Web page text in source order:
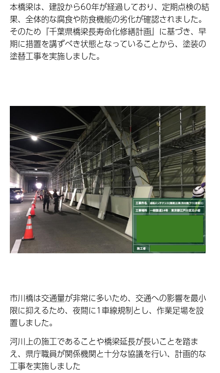
本橋梁は、建設から60年が経過しており、定期点検の結
果、全体的な腐食や防食機能の劣化が確認されました。
そのため『千葉県橋梁長寿命化修繕計画』に基づき、早
期に措置を講ずべき状態となっていることから、塗装の
塗替工事を実施しました。
市川橋は交通量が非常に多いため、交通への影響を最小
限に抑えるため、夜間に1車線規制とし、作業足場を設
置しました。
河川上の施工であることや橋梁延長が長いことを踏ま
え、県庁職員が関係機関と十分な協議を行い、計画的な
工事を実施しました